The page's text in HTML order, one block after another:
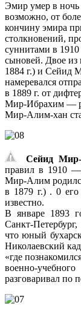
Эмир умер в ночь
возможно, от
кончину эмира
столкновений,
суннитами в
сыновей. Двое
1884 г.) и Сейид
намеревался
в 1889 г. от
Мир-Ибрахим —
Мир-Алим-хан
Сейид Мир-
правил в 1910 —
Мир-Алим
в 1879 г.) . 0 его
известно.
В январе 1893
Санкт-
что юный
Николаевский
«где
военно-
разговаривал по